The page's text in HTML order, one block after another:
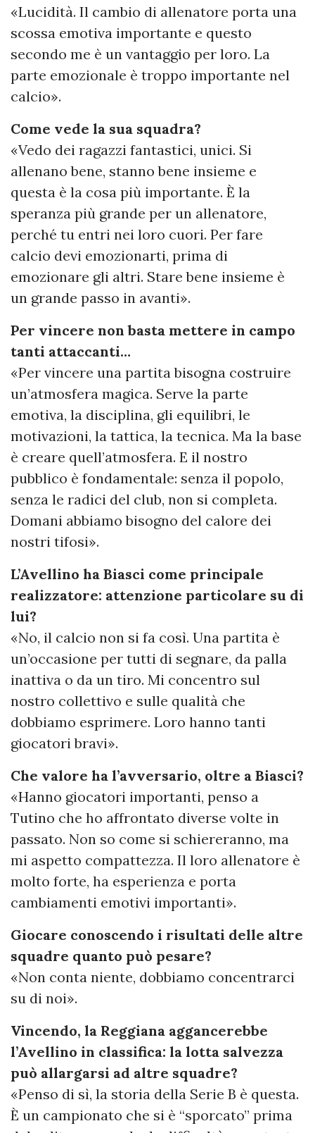
«Lucidità. Il cambio di allenatore porta una
scossa emotiva importante e questo
secondo me è un vantaggio per loro. La
parte emozionale è troppo importante nel
calcio».
Come vede la sua squadra?
«Vedo dei ragazzi fantastici, unici. Si
allenano bene, stanno bene insieme e
questa è la cosa più importante. È la
speranza più grande per un allenatore,
perché tu entri nei loro cuori. Per fare
calcio devi emozionarti, prima di
emozionare gli altri. Stare bene insieme è
un grande passo in avanti».
Per vincere non basta mettere in campo
tanti attaccanti…
«Per vincere una partita bisogna costruire
un’atmosfera magica. Serve la parte
emotiva, la disciplina, gli equilibri, le
motivazioni, la tattica, la tecnica. Ma la base
è creare quell’atmosfera. E il nostro
pubblico è fondamentale: senza il popolo,
senza le radici del club, non si completa.
Domani abbiamo bisogno del calore dei
nostri tifosi».
L’Avellino ha Biasci come principale
realizzatore: attenzione particolare su di
lui?
«No, il calcio non si fa così. Una partita è
un’occasione per tutti di segnare, da palla
inattiva o da un tiro. Mi concentro sul
nostro collettivo e sulle qualità che
dobbiamo esprimere. Loro hanno tanti
giocatori bravi».
Che valore ha l’avversario, oltre a Biasci?
«Hanno giocatori importanti, penso a
Tutino che ho affrontato diverse volte in
passato. Non so come si schiereranno, ma
mi aspetto compattezza. Il loro allenatore è
molto forte, ha esperienza e porta
cambiamenti emotivi importanti».
Giocare conoscendo i risultati delle altre
squadre quanto può pesare?
«Non conta niente, dobbiamo concentrarci
su di noi».
Vincendo, la Reggiana aggancerebbe
l’Avellino in classifica: la lotta salvezza
può allargarsi ad altre squadre?
«Penso di sì, la storia della Serie B è questa.
È un campionato che si è “sporcato” prima